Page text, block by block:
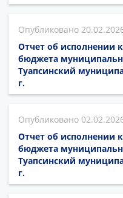
Отчет об исполнении
бюджета
Туапсинский
г.
Отчет об исполнении
бюджета
Туапсинский
г.